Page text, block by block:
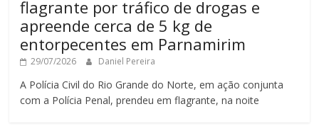
flagrante por tráfico de drogas e
apreende cerca de 5 kg de
entorpecentes em Parnamirim
29/07/2026 Daniel Pereira
A Polícia Civil do Rio Grande do Norte, em ação conjunta
com a Polícia Penal, prendeu em flagrante, na noite